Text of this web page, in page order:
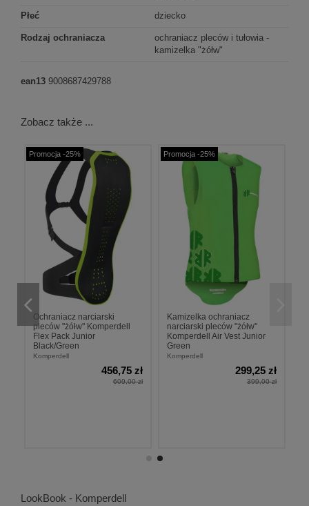
Płeć dziecko
Rodzaj ochraniacza
ochraniacz pleców i tułowia -
kamizelka "żółw"
ean13 9008687429788
Zobacz także ...
Promocja -25%
Ochraniacz narciarski
pleców "żółw" Komperdell
Flex Pack Junior
Black/Green
Komperdell
456,75 zł
609,00 zł
Promocja -25%
Kamizelka ochraniacz
narciarski pleców "żółw"
Komperdell Air Vest Junior
Green
Komperdell
299,25 zł
399,00 zł
LookBook - Komperdell